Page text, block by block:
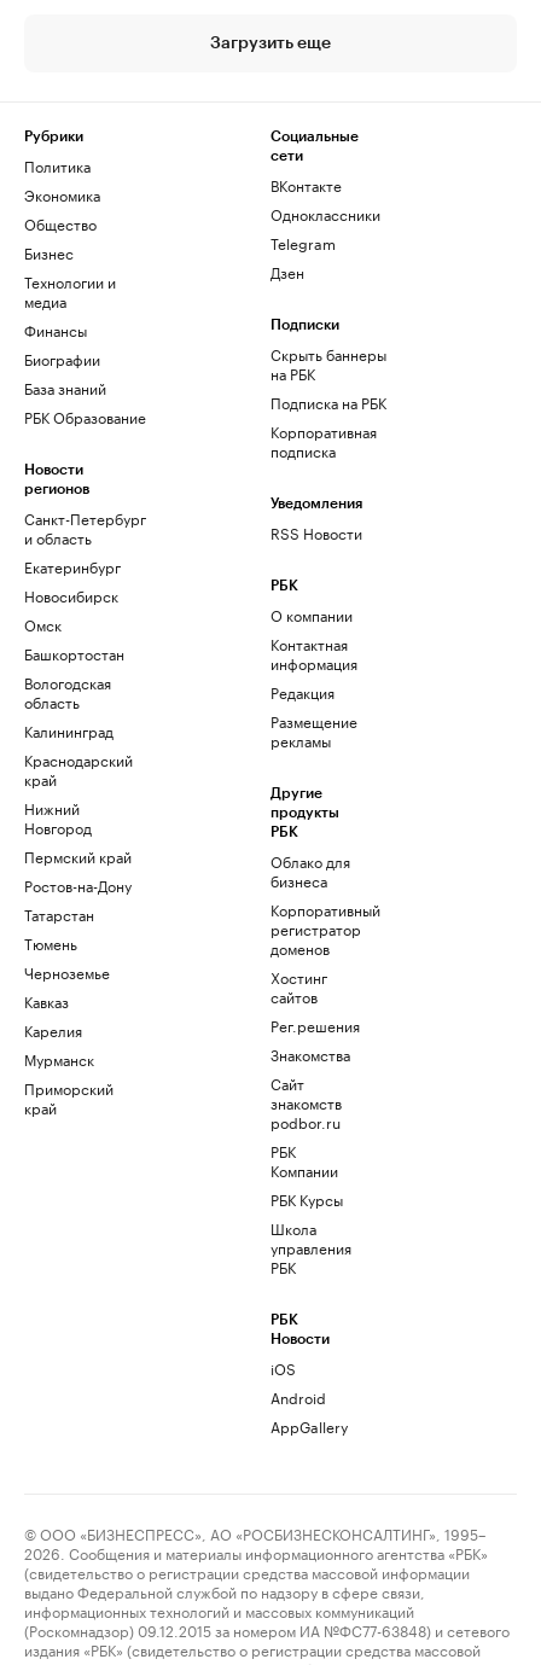
Загрузить еще
Рубрики
Политика
Экономика
Общество
Бизнес
Технологии и
медиа
Финансы
Биографии
База знаний
РБК Образование
Новости
регионов
Санкт-Петербург
и область
Екатеринбург
Новосибирск
Омск
Башкортостан
Вологодская
область
Калининград
Краснодарский
край
Нижний
Новгород
Пермский край
Ростов-на-Дону
Татарстан
Тюмень
Черноземье
Кавказ
Карелия
Мурманск
Приморский
край
Социальные
сети
ВКонтакте
Одноклассники
Telegram
Дзен
Подписки
Скрыть баннеры
на РБК
Подписка на РБК
Корпоративная
подписка
Уведомления
RSS Новости
РБК
О компании
Контактная
информация
Редакция
Размещение
рекламы
Другие
продукты
РБК
Облако для
бизнеса
Корпоративный
регистратор
доменов
Хостинг
сайтов
Рег.решения
Знакомства
Сайт
знакомств
podbor.ru
РБК
Компании
РБК Курсы
Школа
управления
РБК
РБК
Новости
iOS
Android
AppGallery
© ООО «БИЗНЕСПРЕСС», АО «РОСБИЗНЕСКОНСАЛТИНГ», 1995–
2026. Сообщения и материалы информационного агентства «РБК»
(свидетельство о регистрации средства массовой информации
выдано Федеральной службой по надзору в сфере связи,
информационных технологий и массовых коммуникаций
(Роскомнадзор) 09.12.2015 за номером ИА №ФС77-63848) и сетевого
издания «РБК» (свидетельство о регистрации средства массовой